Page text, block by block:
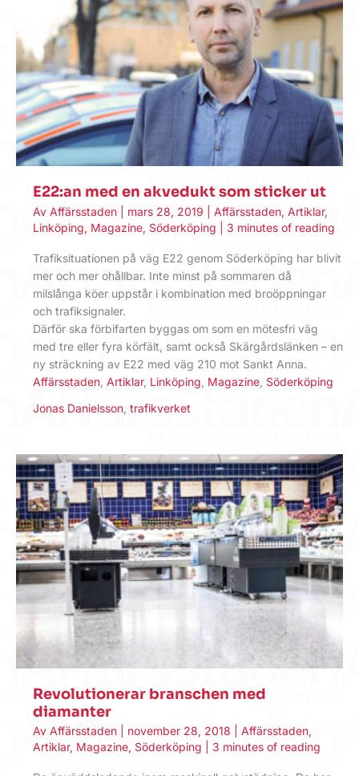
E22:an med en akvedukt som sticker ut
Av Affärsstaden mars 28, 2019 Affärsstaden, Artiklar,
Linköping, Magazine, Söderköping 3 minutes of reading
Trafiksituationen på väg E22 genom Söderköping har blivit
mer och mer ohållbar. Inte minst på sommaren då
milslånga köer uppstår i kombination med broöppningar
och trafiksignaler.
Därför ska förbifarten byggas om som en mötesfri väg
med tre eller fyra körfält, samt också Skärgårdslänken – en
ny sträckning av E22 med väg 210 mot Sankt Anna.
Affärsstaden Artiklar, Linköping Magazine Söderköping
Jonas Danielsson trafikverket
Revolutionerar branschen med
diamanter
Av Affärsstaden november 28, 2018 Affärsstaden,
Artiklar, Magazine, Söderköping 3 minutes of reading